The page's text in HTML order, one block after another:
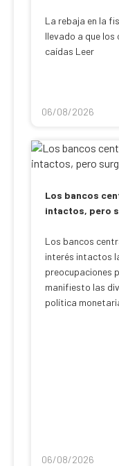
La rebaja en la
llevado a que
caídas Leer
06/08/2026
Los bancos
intactos, pero
Los bancos
interés intactos
preocupaciones
manifiesto las
política
06/08/2026